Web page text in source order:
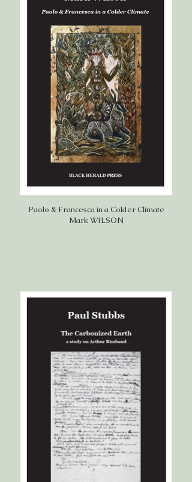
Paolo & Francesca in a Colder Climate
Mark WILSON